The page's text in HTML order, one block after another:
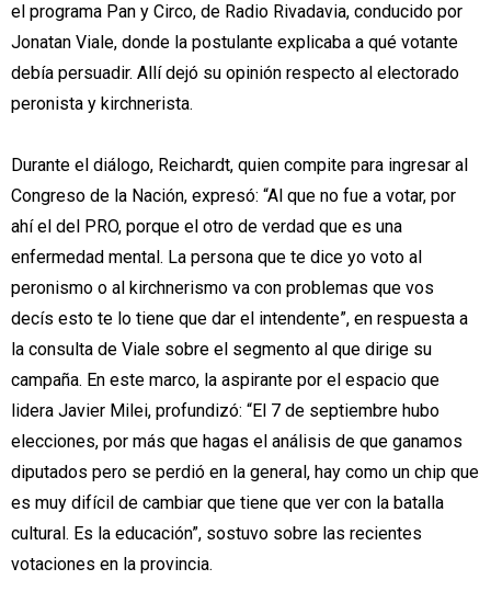
el programa Pan y Circo, de Radio Rivadavia, conducido por
Jonatan Viale, donde la postulante explicaba a qué votante
debía persuadir. Allí dejó su opinión respecto al electorado
peronista y kirchnerista.
Durante el diálogo, Reichardt, quien compite para ingresar al
Congreso de la Nación, expresó: “Al que no fue a votar, por
ahí el del PRO, porque el otro de verdad que es una
enfermedad mental. La persona que te dice yo voto al
peronismo o al kirchnerismo va con problemas que vos
decís esto te lo tiene que dar el intendente”, en respuesta a
la consulta de Viale sobre el segmento al que dirige su
campaña. En este marco, la aspirante por el espacio que
lidera Javier Milei, profundizó: “El 7 de septiembre hubo
elecciones, por más que hagas el análisis de que ganamos
diputados pero se perdió en la general, hay como un chip que
es muy difícil de cambiar que tiene que ver con la batalla
cultural. Es la educación”, sostuvo sobre las recientes
votaciones en la provincia.